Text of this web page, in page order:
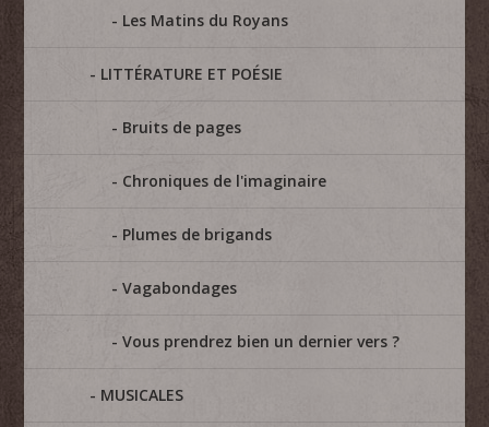
Les Matins du Royans
LITTÉRATURE ET POÉSIE
Bruits de pages
Chroniques de l'imaginaire
Plumes de brigands
Vagabondages
Vous prendrez bien un dernier vers ?
MUSICALES